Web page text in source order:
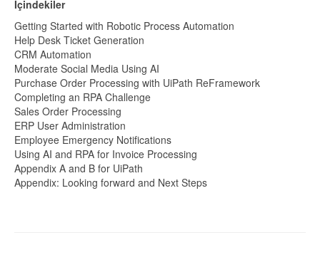
İçindekiler
Getting Started with Robotic Process Automation
Help Desk Ticket Generation
CRM Automation
Moderate Social Media Using AI
Purchase Order Processing with UiPath ReFramework
Completing an RPA Challenge
Sales Order Processing
ERP User Administration
Employee Emergency Notifications
Using AI and RPA for Invoice Processing
Appendix A and B for UiPath
Appendix: Looking forward and Next Steps